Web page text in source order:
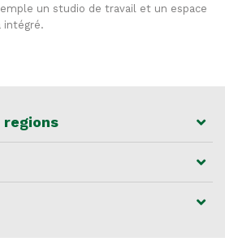
un studio de travail et un espace
intégré.